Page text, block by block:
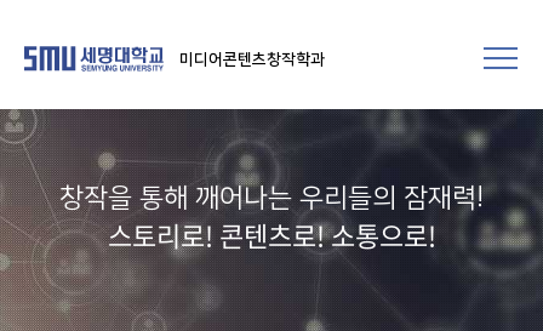
미디어콘텐츠창작학과
창작을 통해 깨어나는 우리들의 잠재력!​
스토리로! 콘텐츠로! 소통으로!